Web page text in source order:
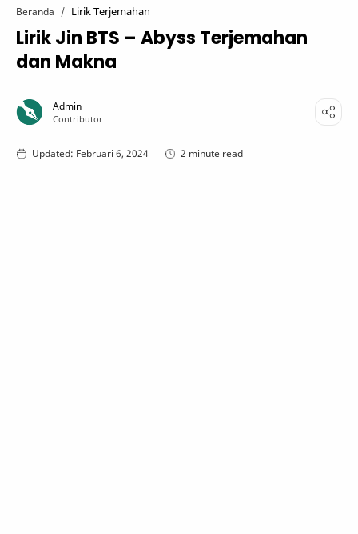
Beranda Lirik Terjemahan
Lirik Jin BTS – Abyss Terjemahan
dan Makna
2 minute read